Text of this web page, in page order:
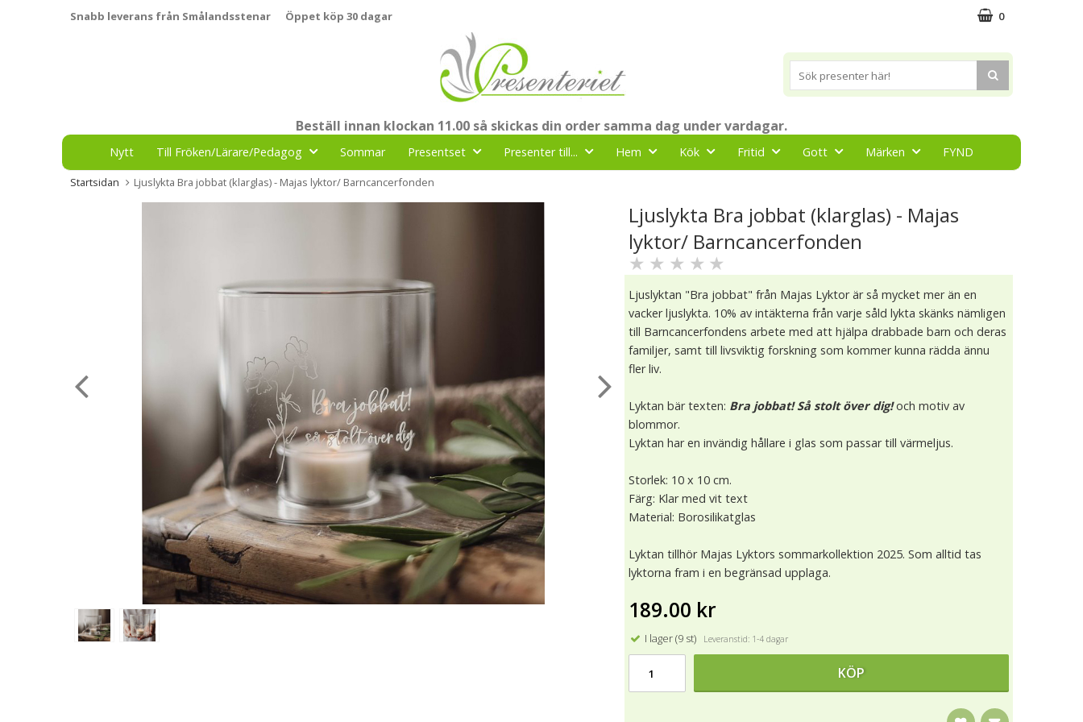
Snabb leverans från Smålandsstenar Öppet köp 30 dagar 0
Beställ innan klockan 11.00 så skickas din order samma dag under vardagar.
Nytt Till Fröken/Lärare/Pedagog Sommar Presentset Presenter till... Hem Kök Fritid Gott Märken FYND
Startsidan Ljuslykta Bra jobbat (klarglas) - Majas lyktor/ Barncancerfonden
Ljuslykta Bra jobbat (klarglas) - Majas
lyktor/ Barncancerfonden
★ ★ ★ ★ ★
Ljuslyktan "Bra jobbat" från Majas Lyktor är så mycket mer än en
vacker ljuslykta. 10% av intäkterna från varje såld lykta skänks nämligen
till Barncancerfondens arbete med att hjälpa drabbade barn och deras
familjer, samt till livsviktig forskning som kommer kunna rädda ännu
fler liv.
Lyktan bär texten: Bra jobbat! Så stolt över dig!och motiv av
blommor.
Lyktan har en invändig hållare i glas som passar till värmeljus.
Storlek: 10 x 10 cm.
Färg: Klar med vit text
Material: Borosilikatglas
Lyktan tillhör Majas Lyktors sommarkollektion 2025. Som alltid tas
lyktorna fram i en begränsad upplaga.
189.00 kr
I lager (9 st) Leveranstid: 1-4 dagar
KÖP